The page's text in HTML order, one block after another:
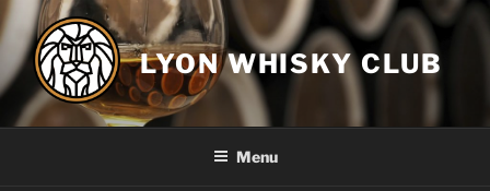
Aller
au
contenu
principal
LYON WHISKY CLUB
Menu